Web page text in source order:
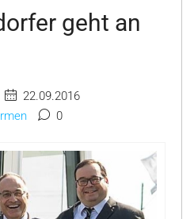
geht an
22.09.2016
0